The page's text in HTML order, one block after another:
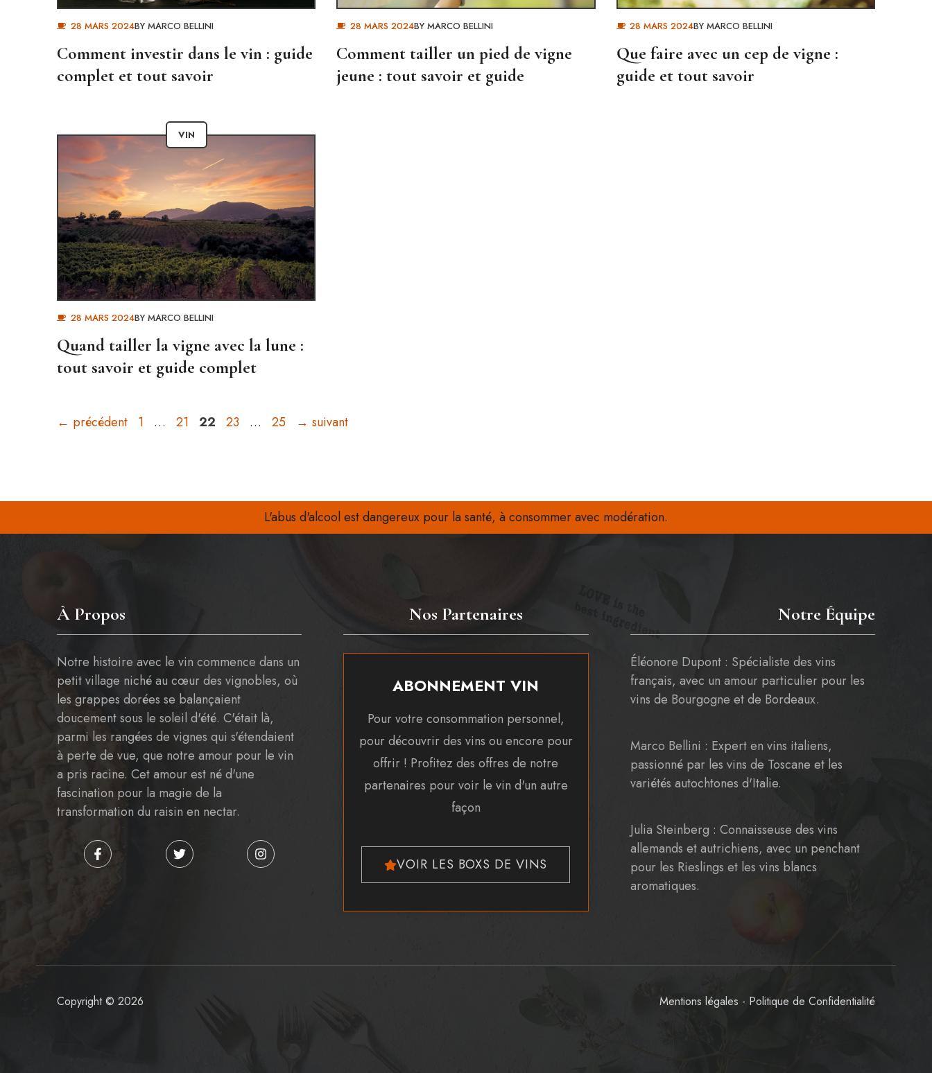
28 MARS 2024BY MARCO BELLINI
Comment investir dans le vin : guide
complet et tout savoir
28 MARS 2024BY MARCO BELLINI
Comment tailler un pied de vigne
jeune : tout savoir et guide
28 MARS 2024BYMARCO BELLINI
Que faire avec un cep de vigne :
guide et tout savoir
VIN
28 MARS 2024BY MARCO BELLINI
Quand tailler la vigne avec la lune :
tout savoir et guide complet
← précédent Page
1 … Page
21 Page
22 Page
23 … Page
25 → suivant
L'abus d'alcool est dangereux pour la santé, à consommer avec modération.
À Propos
Notre histoire avec le vin commence dans un
petit village niché au cœur des vignobles, où
les grappes dorées se balançaient
doucement sous le soleil d'été. C'était là,
parmi les rangées de vignes qui s'étendaient
à perte de vue, que notre amour pour le vin
a pris racine. Cet amour est né d'une
fascination pour la magie de la
transformation du raisin en nectar.
Nos Partenaires
ABONNEMENT VIN
Pour votre consommation personnel,
pour découvrir des vins ou encore pour
offrir ! Profitez des offres de notre
partenaires pour voir le vin d'un autre
façon
VOIR LES BOXS DE VINS
Notre Équipe
Éléonore Dupont : Spécialiste des vins
français, avec un amour particulier pour les
vins de Bourgogne et de Bordeaux.
Marco Bellini : Expert en vins italiens,
passionné par les vins de Toscane et les
variétés autochtones d'Italie.
Julia Steinberg : Connaisseuse des vins
allemands et autrichiens, avec un penchant
pour les Rieslings et les vins blancs
aromatiques.
Copyright © 2026 Mentions légales - Politique de Confidentialité